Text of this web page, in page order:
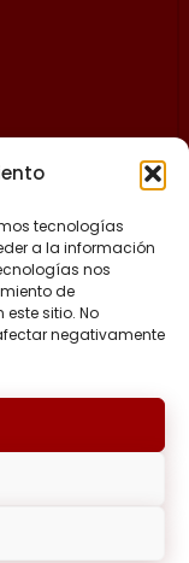
tecnologías
a la información
nos
de
sitio. No
negativamente